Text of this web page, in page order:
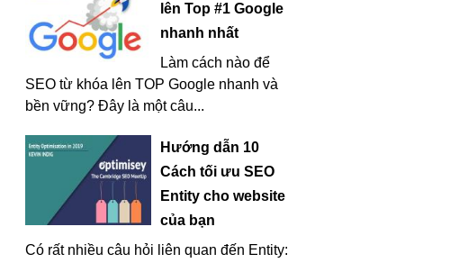
lên Top #1 Google
nhanh nhất
Làm cách nào để
SEO từ khóa lên TOP Google nhanh và
bền vững? Đây là một câu...
Hướng dẫn 10
Cách tối ưu SEO
Entity cho website
của bạn
Có rất nhiều câu hỏi liên quan đến Entity: